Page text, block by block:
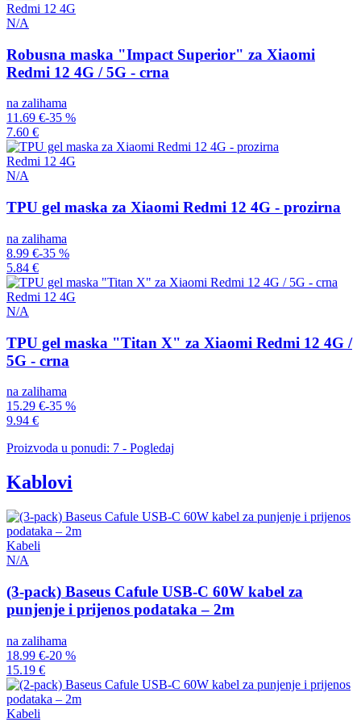
Redmi 12 4G
N/A
Robusna maska "Impact Superior" za Xiaomi
Redmi 12 4G / 5G - crna
na zalihama
11.69 €-35 %
7.60 €
Redmi 12 4G
N/A
TPU gel maska za Xiaomi Redmi 12 4G - prozirna
na zalihama
8.99 €-35 %
5.84 €
Redmi 12 4G
N/A
TPU gel maska "Titan X" za Xiaomi Redmi 12 4G /
5G - crna
na zalihama
15.29 €-35 %
9.94 €
Proizvoda u ponudi: 7 - Pogledaj
Kablovi
Kabeli
N/A
(3-pack) Baseus Cafule USB-C 60W kabel za
punjenje i prijenos podataka – 2m
na zalihama
18.99 €-20 %
15.19 €
Kabeli